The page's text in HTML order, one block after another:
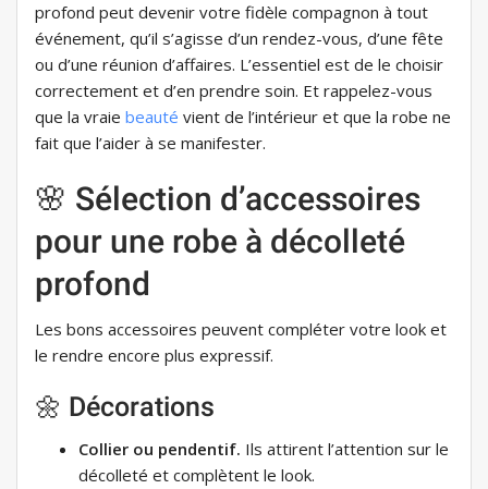
profond peut devenir votre fidèle compagnon à tout
événement, qu’il s’agisse d’un rendez-vous, d’une fête
ou d’une réunion d’affaires. L’essentiel est de le choisir
correctement et d’en prendre soin. Et rappelez-vous
que la vraie beauté vient de l’intérieur et que la robe ne
fait que l’aider à se manifester.
🌸 Sélection d’accessoires
pour une robe à décolleté
profond
Les bons accessoires peuvent compléter votre look et
le rendre encore plus expressif.
🌼 Décorations
Collier ou pendentif. Ils attirent l’attention sur le
décolleté et complètent le look.